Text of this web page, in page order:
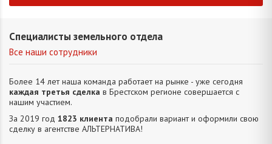
Специалисты земельного отдела
Все наши сотрудники
Более 14 лет наша команда работает на рынке - уже сегодня
каждая третья сделка в Брестском регионе совершается с
нашим участием.
За 2019 год 1823 клиента подобрали вариант и оформили свою
сделку в агентстве АЛЬТЕРНАТИВA!